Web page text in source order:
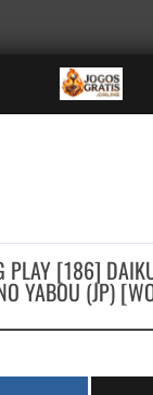
PLAY [186]
YABOU (JP)